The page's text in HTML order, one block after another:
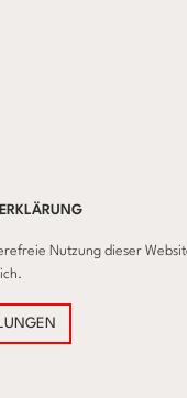
Nutzung dieser